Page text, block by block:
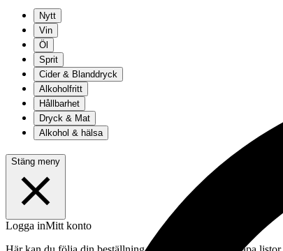
Nytt
Vin
Öl
Sprit
Cider & Blanddryck
Alkoholfritt
Hållbarhet
Dryck & Mat
Alkohol & hälsa
Stäng meny
Logga inMitt konto